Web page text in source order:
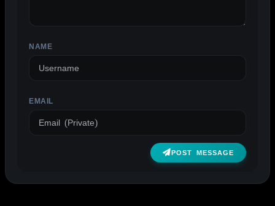
NAME
EMAIL
POST MESSAGE